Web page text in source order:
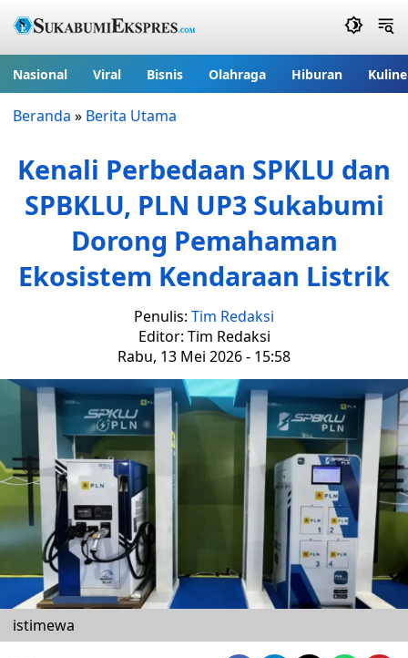
Nasional Viral Bisnis Olahraga Hiburan
Beranda » Berita Utama
Kenali Perbedaan SPKLU dan
SPBKLU, PLN UP3 Sukabumi
Dorong Pemahaman
Ekosistem Kendaraan Listrik
Penulis: Tim Redaksi
Editor: Tim Redaksi
Rabu, 13 Mei 2026 - 15:58
istimewa